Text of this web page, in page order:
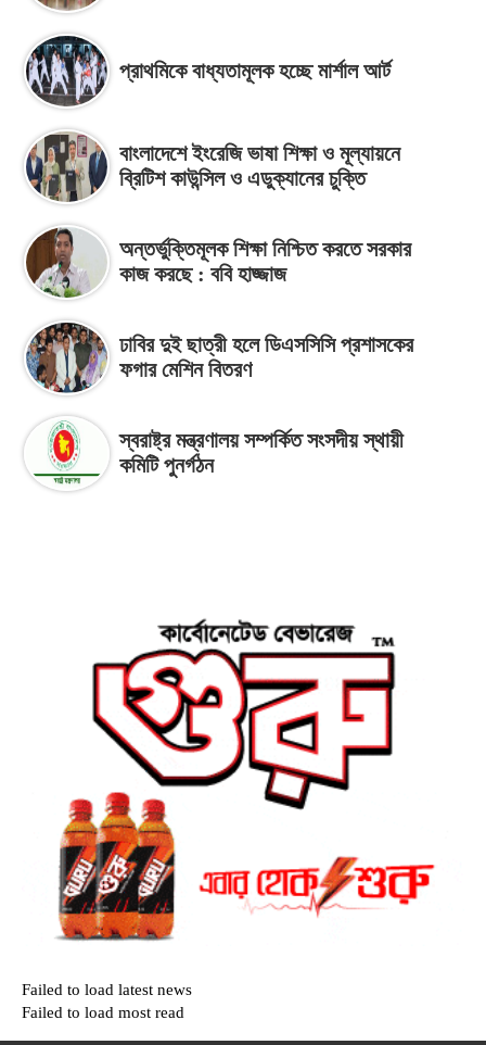
প্রাথমিকে বাধ্যতামূলক হচ্ছে মার্শাল আর্ট
বাংলাদেশে ইংরেজি ভাষা শিক্ষা ও মূল্যায়নে
ব্রিটিশ কাউন্সিল ও এডুক্যানের চুক্তি
অন্তর্ভুক্তিমূলক শিক্ষা নিশ্চিত করতে সরকার
কাজ করছে : ববি হাজ্জাজ
ঢাবির দুই ছাত্রী হলে ডিএসসিসি প্রশাসকের
ফগার মেশিন বিতরণ
স্বরাষ্ট্র মন্ত্রণালয় সম্পর্কিত সংসদীয় স্থায়ী
কমিটি পুনর্গঠন
Failed to load latest news
Failed to load most read